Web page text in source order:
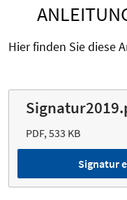
Hier finden Sie diese
PDF, 533 KB
Signatur